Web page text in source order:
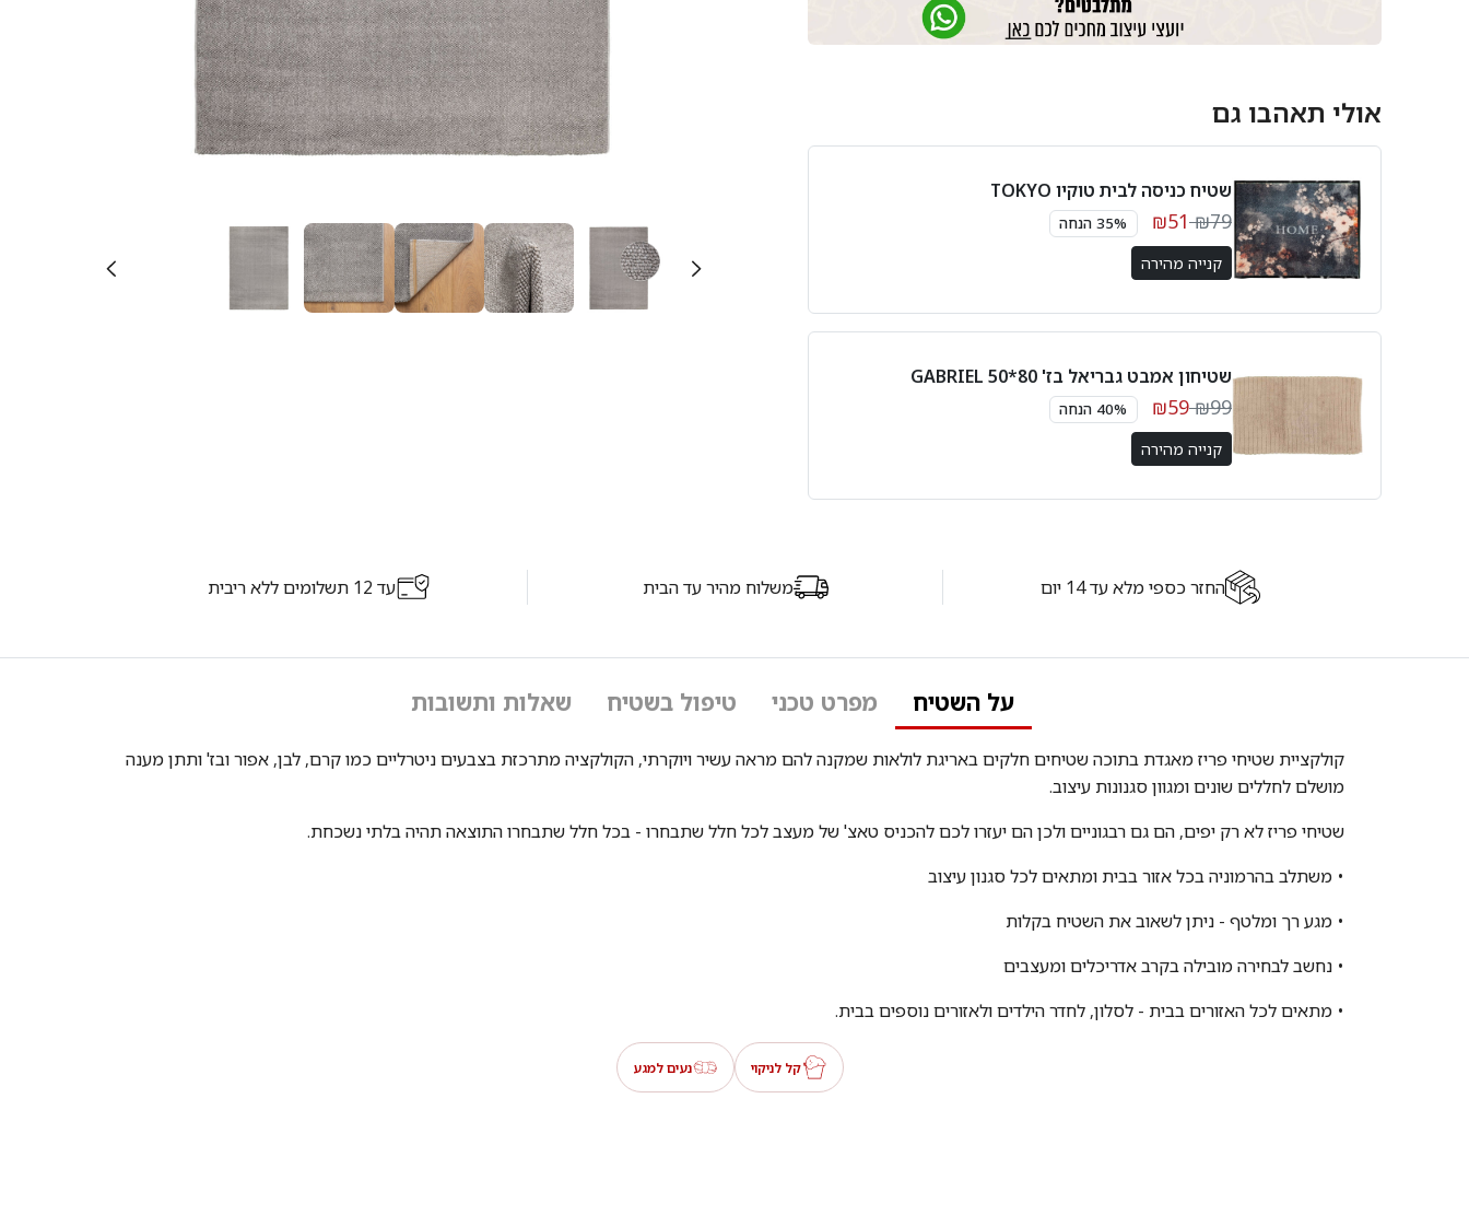
אולי תאהבו גם
שטיח כניסה לבית טוקיו TOKYO
₪79
₪51 35% הנחה
קנייה מהירה
שטיחון אמבט גבריאל בז' 80*50 GABRIEL
₪99
₪59 40% הנחה
קנייה מהירה
החזר כספי מלא עד 14 יום משלוח מהיר עד הבית עד 12 תשלומים ללא ריבית
על השטיח מפרט טכני טיפול בשטיח שאלות ותשובות
קולקציית שטיחי פריז מאגדת בתוכה שטיחים חלקים באריגת לולאות שמקנה להם מראה עשיר ויוקרתי, הקולקציה מתרכזת בצבעים ניטרליים כמו קרם, לבן, אפור ובז' ותתן מענה
מושלם לחללים שונים ומגוון סגנונות עיצוב.
שטיחי פריז לא רק יפים, הם גם רבגוניים ולכן הם יעזרו לכם להכניס טאצ' של מעצב לכל חלל שתבחרו - בכל חלל שתבחרו התוצאה תהיה בלתי נשכחת.
• משתלב בהרמוניה בכל אזור בבית ומתאים לכל סגנון עיצוב
• מגע רך ומלטף - ניתן לשאוב את השטיח בקלות
• נחשב לבחירה מובילה בקרב אדריכלים ומעצבים
• מתאים לכל האזורים בבית - לסלון, לחדר הילדים ולאזורים נוספים בבית.
קל לניקוי נעים למגע